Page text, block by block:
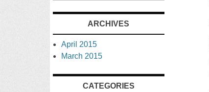
ARCHIVES
April 2015
March 2015
CATEGORIES